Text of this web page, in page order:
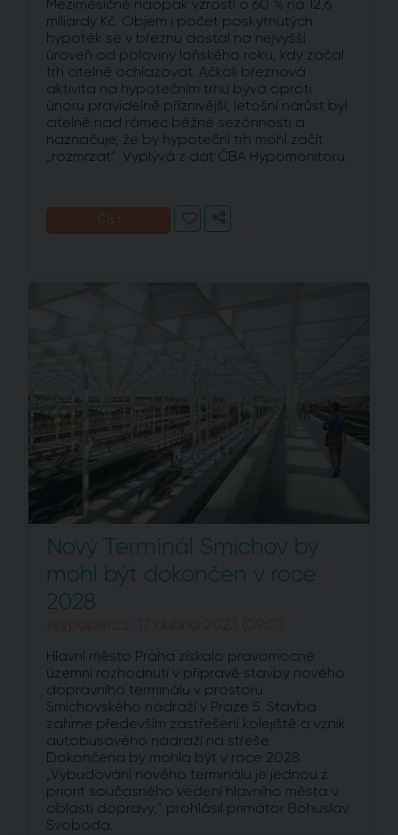
Meziměsíčně naopak vzrostl o 60 % na 12,6
miliardy Kč. Objem i počet poskytnutých
hypoték se v březnu dostal na nejvyšší
úroveň od poloviny loňského roku, kdy začal
trh citelně ochlazovat. Ačkoli březnová
aktivita na hypotečním trhu bývá oproti
únoru pravidelně příznivější, letošní nárůst byl
citelně nad rámec běžné sezónnosti a
naznačuje, že by hypoteční trh mohl začít
„rozmrzat“. Vyplývá z dat ČBA Hypomonitoru.
Číst
Nový Terminál Smíchov by
mohl být dokončen v roce
2028
skypaper.cz, 17. dubna 2023 (09:01)
Hlavní město Praha získalo pravomocné
územní rozhodnutí v přípravě stavby nového
dopravního terminálu v prostoru
Smíchovského nádraží v Praze 5. Stavba
zahrne především zastřešení kolejiště a vznik
autobusového nádraží na střeše.
Dokončena by mohla být v roce 2028.
„Vybudování nového terminálu je jednou z
priorit současného vedení hlavního města v
oblasti dopravy,“ prohlásil primátor Bohuslav
Svoboda.